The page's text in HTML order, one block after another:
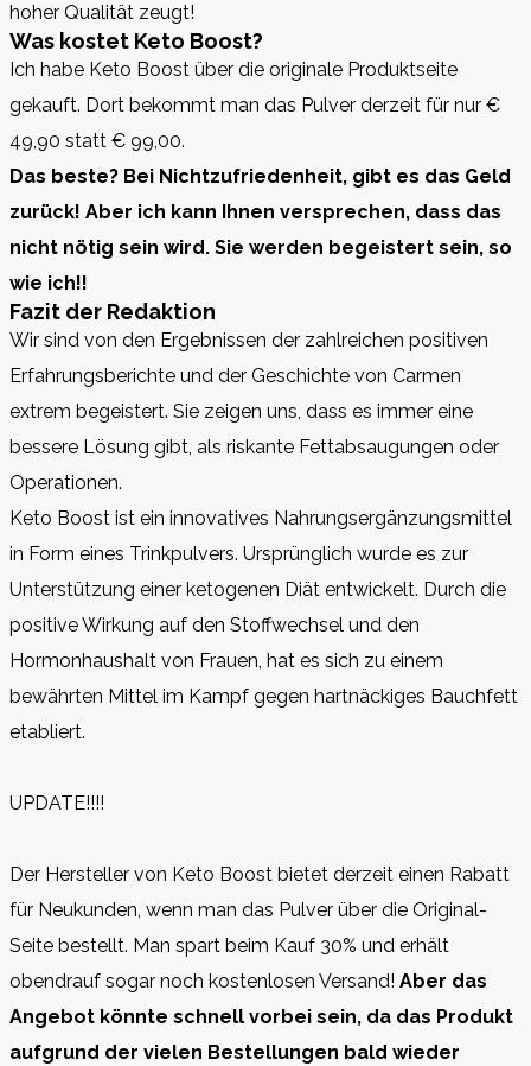
hoher Qualität zeugt!
Was kostet Keto Boost?
Ich habe Keto Boost über die originale Produktseite
gekauft. Dort bekommt man das Pulver derzeit für nur €
49,90 statt € 99,00.
Das beste? Bei Nichtzufriedenheit, gibt es das Geld
zurück! Aber ich kann Ihnen versprechen, dass das
nicht nötig sein wird. Sie werden begeistert sein, so
wie ich!!
Fazit der Redaktion
Wir sind von den Ergebnissen der zahlreichen positiven
Erfahrungsberichte und der Geschichte von Carmen
extrem begeistert. Sie zeigen uns, dass es immer eine
bessere Lösung gibt, als riskante Fettabsaugungen oder
Operationen.
Keto Boost ist ein innovatives Nahrungsergänzungsmittel
in Form eines Trinkpulvers. Ursprünglich wurde es zur
Unterstützung einer ketogenen Diät entwickelt. Durch die
positive Wirkung auf den Stoffwechsel und den
Hormonhaushalt von Frauen, hat es sich zu einem
bewährten Mittel im Kampf gegen hartnäckiges Bauchfett
etabliert.
UPDATE!!!!
Der Hersteller von Keto Boost bietet derzeit einen Rabatt
für Neukunden, wenn man das Pulver über die Original-
Seite bestellt. Man spart beim Kauf 30% und erhält
obendrauf sogar noch kostenlosen Versand! Aber das
Angebot könnte schnell vorbei sein, da das Produkt
aufgrund der vielen Bestellungen bald wieder